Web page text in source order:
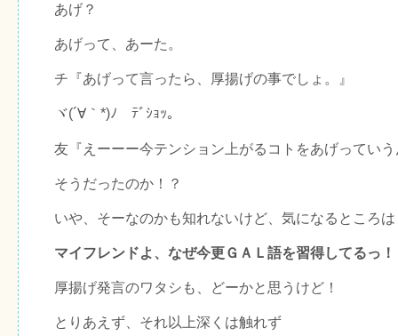
あげ？
あげって、あーた。
チ『あげって言ったら、厚揚げの事でしょ。』
ヾ(´∀｀*)ﾉ ﾃﾞｼｮｯ｡
友『えーーー今テンション上がるコトをあげってい
そうだったのか！？
いや、そーなのかも知れないけど、気になるところは
マイフレンドよ、なぜ今更ＧＡＬ語を習得してるっ！
厚揚げ発言のワタシも、どーかと思うけど！
とりあえず、それ以上深くは触れず